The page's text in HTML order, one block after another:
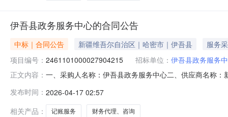
伊吾县政务服务中心的合同公告
中标｜合同公告 新疆维吾尔自治区｜哈密市｜伊吾县
服务
项目编号： 2461101000027904215 招标单位： 伊吾县政务服务
正文内容： 一、采购人名称：伊吾县政务服务中心二、供应商名称
1.001800018000服务要求或标的基本概况：七、其它事
真：/地址：
发布时间： 2026-04-17 02:57
相关产品：
记账服务 财务代理、咨询